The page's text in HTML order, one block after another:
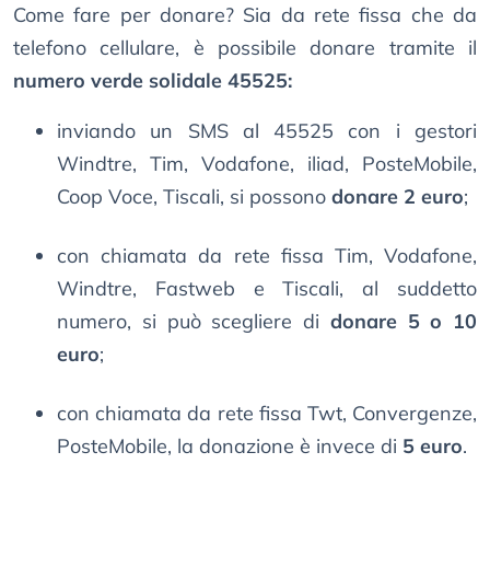
Come fare per donare? Sia da rete fissa che da
telefono cellulare, è possibile donare tramite il
numero verde solidale 45525:
inviando un SMS al 45525 con i gestori
Windtre, Tim, Vodafone, iliad, PosteMobile,
Coop Voce, Tiscali, si possono donare 2 euro;
con chiamata da rete fissa Tim, Vodafone,
Windtre, Fastweb e Tiscali, al suddetto
numero, si può scegliere di donare 5 o 10
euro;
con chiamata da rete fissa Twt, Convergenze,
PosteMobile, la donazione è invece di 5 euro.